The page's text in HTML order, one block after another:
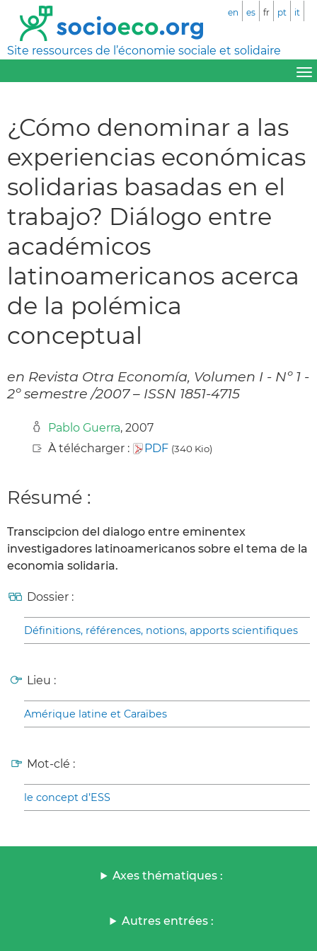
Site ressources de l’économie sociale et solidaire
en es fr pt it
¿Cómo denominar a las
experiencias económicas
solidarias basadas en el
trabajo? Diálogo entre
académicos
latinoamericanos acerca
de la polémica
conceptual
en Revista Otra Economía, Volumen I - Nº 1 -
2º semestre /2007 – ISSN 1851-4715
Pablo Guerra, 2007
À télécharger :
PDF (340 Kio)
Résumé :
Transcipcion del dialogo entre eminentex
investigadores latinoamericanos sobre el tema de la
economia solidaria.
Dossier :
Définitions, références, notions, apports scientifiques
Lieu :
Amérique latine et Caraïbes
Mot-clé :
le concept d’ESS
Axes thématiques :
Autres entrées :